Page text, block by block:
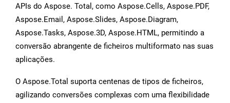
APIs do Aspose. Total, como Aspose.Cells, Aspose.PDF,
Aspose.Email, Aspose.Slides, Aspose.Diagram,
Aspose.Tasks, Aspose.3D, Aspose.HTML, permitindo a
conversão abrangente de ficheiros multiformato nas suas
aplicações.
O Aspose.Total suporta centenas de tipos de ficheiros,
agilizando conversões complexas com uma flexibilidade